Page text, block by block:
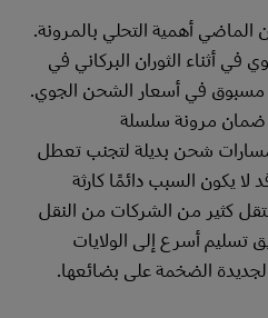
أهمية التحلي بالمرونة.
في أثناء الثوران البركاني في
ارتفاع غير مسبوق في أسعار الشحن الجوي.
ضمان مرونة سلسلة
ومسارات شحن بديلة لتجنب تعطل
لا يكون السبب دائمًا كارثة
كثير من الشركات من النقل
تسليم أسرع إلى الولايات
الضخمة على بضائعها.